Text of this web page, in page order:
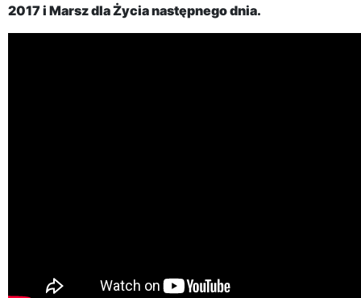
2017 i Marsz dla Życia następnego dnia.